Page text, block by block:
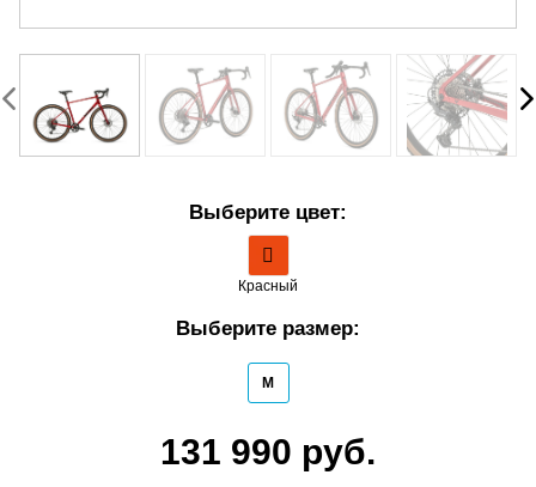
Выберите цвет:
Красный
Выберите размер:
M
131 990 руб.